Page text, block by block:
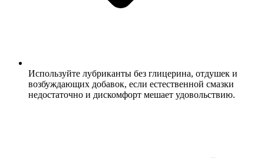
Используйте лубриканты без глицерина, отдушек и
возбуждающих добавок, если естественной смазки
недостаточно и дискомфорт мешает удовольствию.